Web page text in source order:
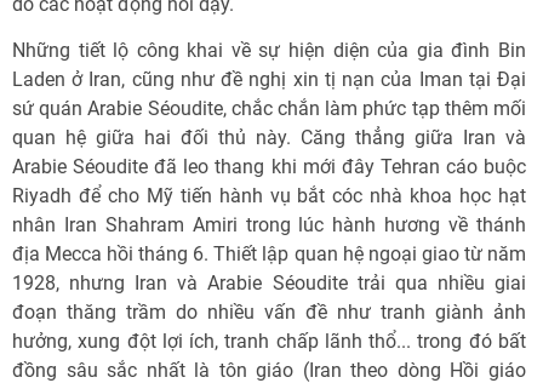
Những tiết lộ công khai về sự hiện diện của gia đình Bin
Laden ở Iran, cũng như đề nghị xin tị nạn của Iman tại Đại
sứ quán Arabie Séoudite, chắc chắn làm phức tạp thêm mối
quan hệ giữa hai đối thủ này. Căng thẳng giữa Iran và
Arabie Séoudite đã leo thang khi mới đây Tehran cáo buộc
Riyadh để cho Mỹ tiến hành vụ bắt cóc nhà khoa học hạt
nhân Iran Shahram Amiri trong lúc hành hương về thánh
địa Mecca hồi tháng 6. Thiết lập quan hệ ngoại giao từ năm
1928, nhưng Iran và Arabie Séoudite trải qua nhiều giai
đoạn thăng trầm do nhiều vấn đề như tranh giành ảnh
hưởng, xung đột lợi ích, tranh chấp lãnh thổ... trong đó bất
đồng sâu sắc nhất là tôn giáo (Iran theo dòng Hồi giáo